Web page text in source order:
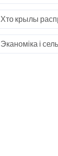
Хто крылы
Эканоміка і